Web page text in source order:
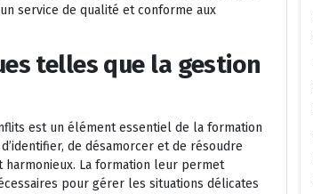
service de qualité et conforme aux
telles que la gestion
est un élément essentiel de la formation
de désamorcer et de résoudre
La formation leur permet
pour gérer les situations délicates